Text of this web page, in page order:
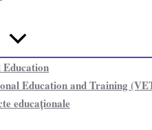
Education
Education and Training
educaționale​